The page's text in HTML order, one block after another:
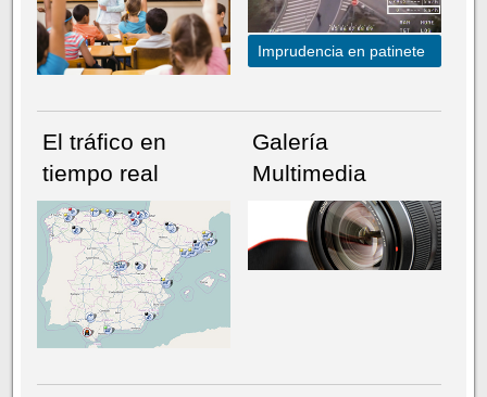
NÚMERO ACTUALHEMEROTECA
Imprudencia en patinete
El tráfico en
tiempo real
Galería
Multimedia